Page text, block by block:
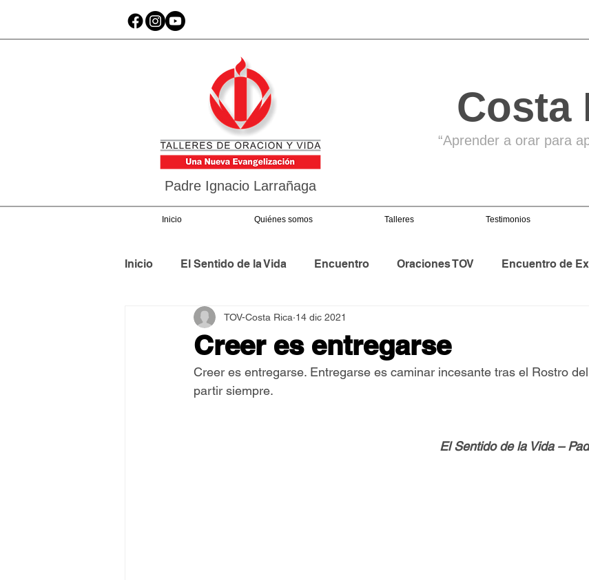
Padre Ignacio Larrañaga
Costa
“Aprender a orar para
Inicio Quiénes somos Talleres Testimonios
Inicio El Sentido de la Vida Encuentro Oraciones TOV Encuentro de
Asamblea Internacional 2018 Asamblea Nacional
Estilo y Vida de los Guías Jornadas Mundiales Libros Orar y Vivir
Creer es entregarse
TOV-Costa Rica 14 dic 2021
Creer es entregarse. Entregarse es caminar incesante tras el Rostro
partir siempre.
El Sentido de la Vida –